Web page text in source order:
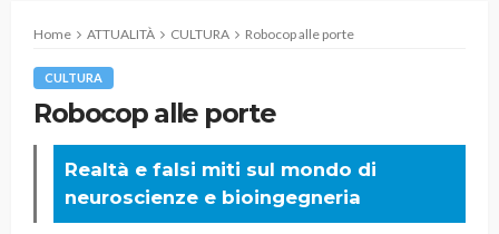
Home ATTUALITÀ CULTURA Robocop alle porte
CULTURA
Robocop alle porte
Realtà e falsi miti sul mondo di
neuroscienze e bioingegneria